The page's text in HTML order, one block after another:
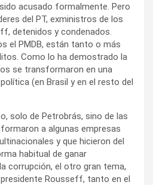
acusado formalmente. Pero
del PT, exministros de los
detenidos y condenados.
el PMDB, están tanto o más
Como lo ha demostrado la
se transformaron en una
(en Brasil y en el resto del
solo de Petrobrás, sino de las
a algunas empresas
y que hicieron del
habitual de ganar
corrupción, el otro gran tema,
Rousseff, tanto en el